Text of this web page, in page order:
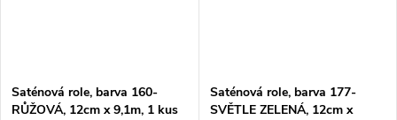
Saténová role, barva 160-
RŮŽOVÁ, 12cm x 9,1m, 1 kus
Saténová role, barva 177-
SVĚTLE ZELENÁ, 12cm x